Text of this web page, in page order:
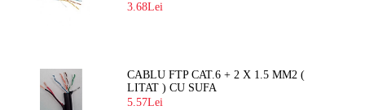
3.68Lei
CABLU FTP CAT.6 + 2 X 1.5 MM2 (
LITAT ) CU SUFA
5.57Lei